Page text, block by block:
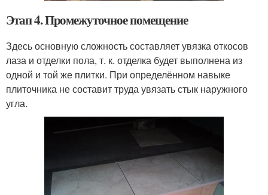
Этап 4. Промежуточное помещение
Здесь основную сложность составляет увязка откосов
лаза и отделки пола, т. к. отделка будет выполнена из
одной и той же плитки. При определённом навыке
плиточника не составит труда увязать стык наружного
угла.